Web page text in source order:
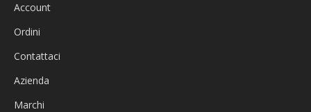
Account
Ordini
Contattaci
Azienda
Marchi